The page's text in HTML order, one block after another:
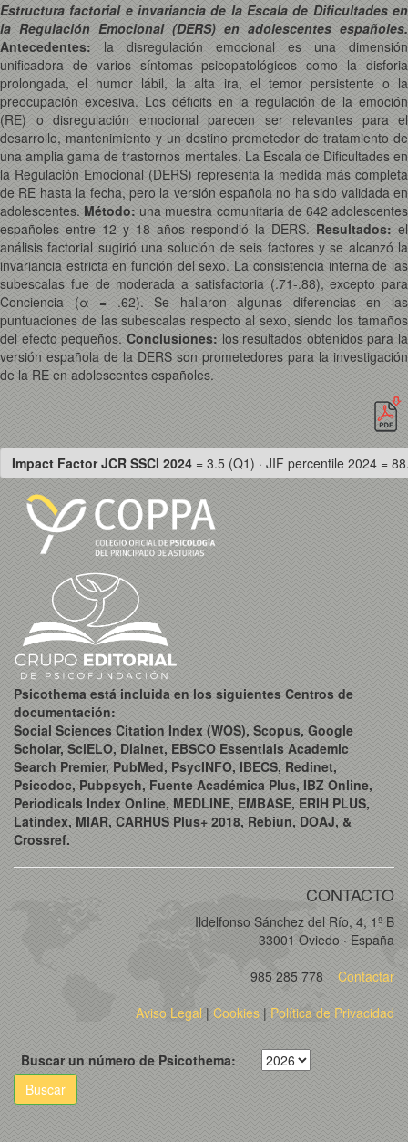
Estructura factorial e invariancia de la Escala de Dificultades en
la Regulación Emocional (DERS) en adolescentes españoles.
Antecedentes: la disregulación emocional es una dimensión
unificadora de varios síntomas psicopatológicos como la disforia
prolongada, el humor lábil, la alta ira, el temor persistente o la
preocupación excesiva. Los déficits en la regulación de la emoción
(RE) o disregulación emocional parecen ser relevantes para el
desarrollo, mantenimiento y un destino prometedor de tratamiento de
una amplia gama de trastornos mentales. La Escala de Dificultades en
la Regulación Emocional (DERS) representa la medida más completa
de RE hasta la fecha, pero la versión española no ha sido validada en
adolescentes.Método: una muestra comunitaria de 642 adolescentes
españoles entre 12 y 18 años respondió la DERS. Resultados: el
análisis factorial sugirió una solución de seis factores y se alcanzó la
invariancia estricta en función del sexo. La consistencia interna de las
subescalas fue de moderada a satisfactoria (.71-.88), excepto para
Conciencia (α = .62). Se hallaron algunas diferencias en las
puntuaciones de las subescalas respecto al sexo, siendo los tamaños
del efecto pequeños. Conclusiones: los resultados obtenidos para la
versión española de la DERS son prometedores para la investigación
de la RE en adolescentes españoles.
Impact Factor JCR SSCI 2024 = 3.5 (Q1) · JIF percentile 2024 =
Psicothema está incluida en los siguientes Centros de
documentación:
Social Sciences Citation Index (WOS), Scopus, Google
Scholar, SciELO, Dialnet, EBSCO Essentials Academic
Search Premier, PubMed, PsycINFO, IBECS, Redinet,
Psicodoc, Pubpsych, Fuente Académica Plus, IBZ Online,
Periodicals Index Online, MEDLINE, EMBASE, ERIH PLUS,
Latindex, MIAR, CARHUS Plus+ 2018, Rebiun, DOAJ, &
Crossref.
CONTACTO
Ildelfonso Sánchez del Río, 4, 1º B
33001 Oviedo · España
985 285 778
Contactar
Aviso Legal| Cookies | Política de Privacidad
Buscar un número de Psicothema:
Buscar